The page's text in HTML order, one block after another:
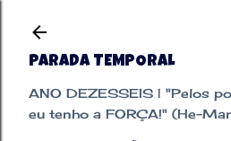
PARADA TEMPORAL
ANO DEZESSEIS | "Pelos
eu tenho a FORÇA!" (He-